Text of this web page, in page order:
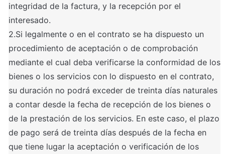
integridad de la factura, y la recepción por el
interesado.
2.Si legalmente o en el contrato se ha dispuesto un
procedimiento de aceptación o de comprobación
mediante el cual deba verificarse la conformidad de los
bienes o los servicios con lo dispuesto en el contrato,
su duración no podrá exceder de treinta días naturales
a contar desde la fecha de recepción de los bienes o
de la prestación de los servicios. En este caso, el plazo
de pago será de treinta días después de la fecha en
que tiene lugar la aceptación o verificación de los